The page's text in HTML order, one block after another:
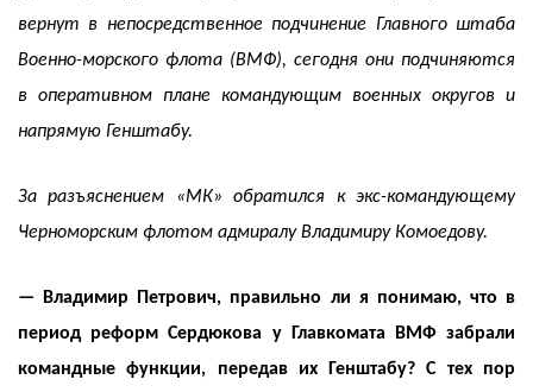
вернут в непосредственное подчинение Главного штаба
Военно-морского флота (ВМФ), сегодня они подчиняются
в оперативном плане командующим военных округов и
напрямую Генштабу.
За разъяснением «МК» обратился к экс-командующему
Черноморским флотом адмиралу Владимиру Комоедову.
— Владимир Петрович, правильно ли я понимаю, что в
период реформ Сердюкова у Главкомата ВМФ забрали
командные функции, передав их Генштабу? С тех пор